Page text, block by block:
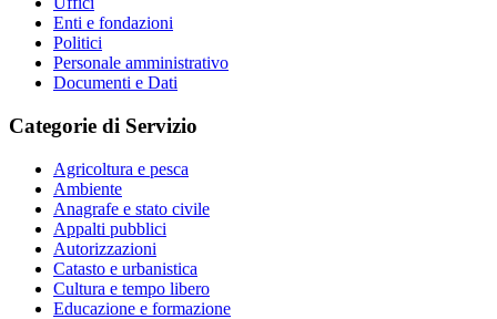
Enti e fondazioni
Politici
Personale amministrativo
Documenti e Dati
Categorie di Servizio
Agricoltura e pesca
Ambiente
Anagrafe e stato civile
Appalti pubblici
Autorizzazioni
Catasto e urbanistica
Cultura e tempo libero
Educazione e formazione